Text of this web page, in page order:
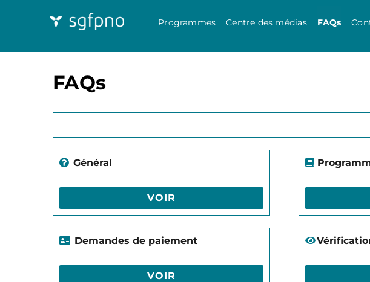
Programmes Centre des médias FAQs
FAQs
Général
VOIR
Demandes de paiement
VOIR